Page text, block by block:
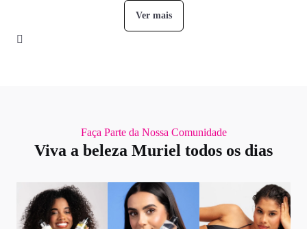
Ver mais
Faça Parte da Nossa Comunidade
Viva a beleza Muriel todos os dias